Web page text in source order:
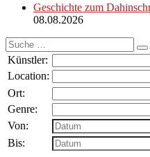
Geschichte zum
08.08.2026
Suche
nach:
Künstler:
Location:
Ort:
Genre:
Von:
Bis: